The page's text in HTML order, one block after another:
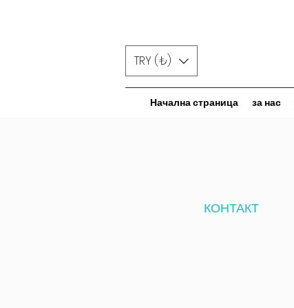
TRY (₺)
Начална страница за нас
КОНТАКТ